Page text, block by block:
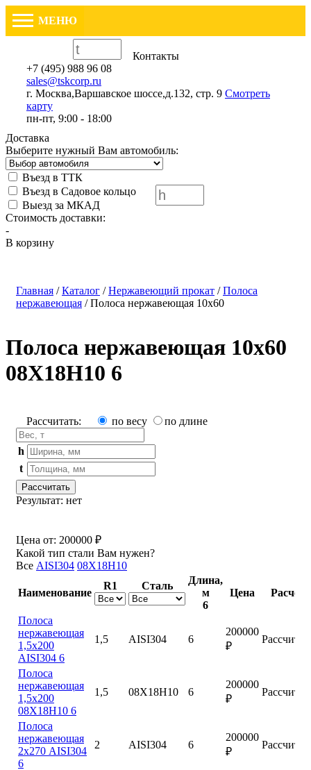
МЕНЮ
Контакты
+7 (495) 988 96 08
sales@tskcorp.ru
г. Москва,Варшавское шоссе,д.132, стр. 9 Смотреть
карту
пн-пт, 9:00 - 18:00
Доставка
Выберите нужный Вам автомобиль:
Въезд в ТТК
Въезд в Садовое кольцо
Выезд за МКАД
Стоимость доставки:
-
В корзину
Главная /Каталог /Нержавеющий прокат /Полоса
нержавеющая /Полоса нержавеющая 10х60
Полоса нержавеющая 10х60
08Х18Н10 6
Рассчитать: по весу по длине
h
t
Рассчитать
Результат: нет
Цена от: 200000 ₽
Какой тип стали Вам нужен?
Все AISI304 08Х18Н10
Наименование
R1 Сталь
Длина,
м
6
Цена Расчет
Полоса
нержавеющая
1,5х200
AISI304 6
1,5 AISI304 6
200000
₽
Полоса
нержавеющая
1,5х200
08Х18Н10 6
1,5 08Х18Н10 6
200000
₽
Полоса
нержавеющая
2х270 AISI304
6
2 AISI304 6
200000
₽